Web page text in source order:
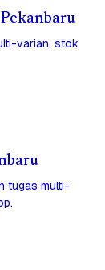
varian, stok
tugas multi-